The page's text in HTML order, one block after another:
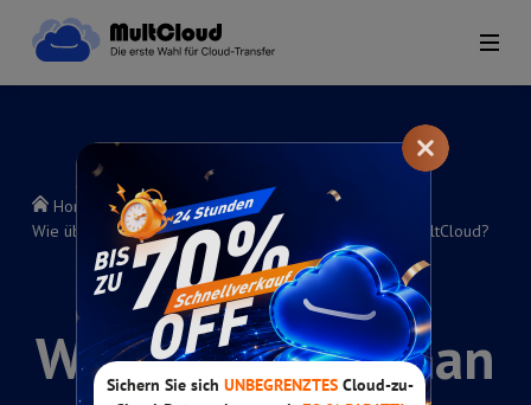
Home >MultCloud Hilfeanleitungen
Wie überträgt man Daten zwischen Team-Clouds mit MultCloud?
Wie überträgt man